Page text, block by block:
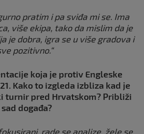
pratim i pa sviđa mi se. Ima
više ekipa, tako da mislim da je
je dobra, igra se u više gradova i
pozitivno.“
koja je protiv Engleske
Kako to izgleda izbliza kad je
turnir pred Hrvatskom? Približi
događa?
rade se analize, žele se